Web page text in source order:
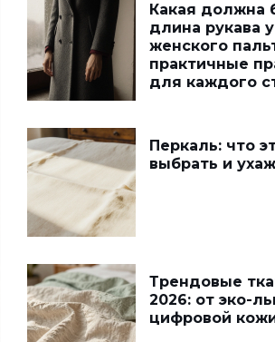
Какая должна
длина рукава у
женского
практичные
для каждого
Перкаль: что
выбрать и
Трендовые
2026: от эко-
цифровой